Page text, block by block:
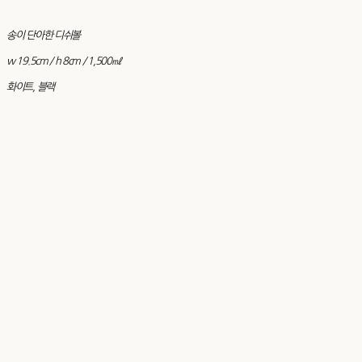
송이 단아한 디쉬볼
w 19.5cm / h 8cm / 1,500㎖
화이트, 블랙